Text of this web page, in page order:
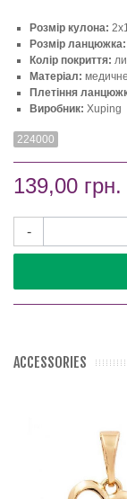
Розмір кулона:
Розмір ланцюжка:
Колір покриття:
Матеріал:
Плетіння
Виробник: Xuping
224000
139,00 грн.
-
ACCESSORIES